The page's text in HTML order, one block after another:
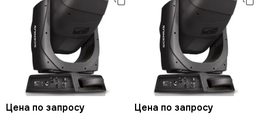
Цена по запросу Цена по запросу